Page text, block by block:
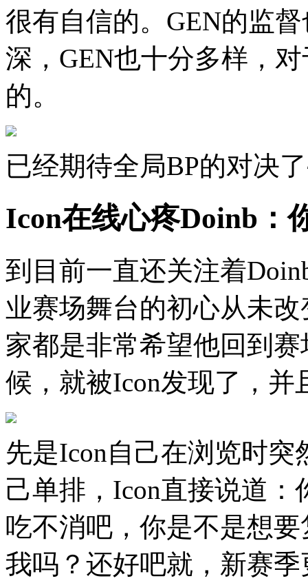
很有自信的。GEN的监
深，GEN也十分多样，
的。
已经期待全局BP的对决
Icon在线心疼Doinb：
到目前一直还关注着
业赛场舞台的初心从未
家都是非常希望他回到
候，就被Icon发现了，并
先是Icon自己在浏览时
己单排，Icon直接说道
吃不消吧，你是不是想
我吗？还好吧就，新赛